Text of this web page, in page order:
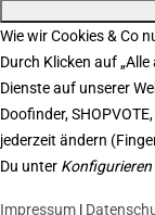
Wie wir Cookies & Co
Durch Klicken auf
Dienste auf unserer
Doofinder,
jederzeit ändern
Du unter Konfigurieren
Impressum |